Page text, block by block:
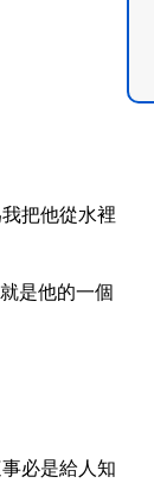
把他從水裡
是他的一個
必是給人知